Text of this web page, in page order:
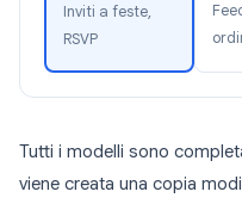
Inviti a feste,
RSVP
Tutti i modelli sono
viene creata una copia